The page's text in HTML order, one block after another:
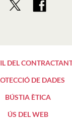
DEL
DE DADES
BÚSTIA ÈTICA
ÚS DEL WEB